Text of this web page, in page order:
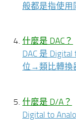
般都是指使用
什麼是 DAC？
DAC 是
位→類比轉換
什麼是 D/A？
Digital to